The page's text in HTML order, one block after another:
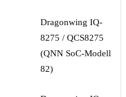
Dragonwing IQ-
8275 / QCS8275
(QNN SoC-Modell
82)